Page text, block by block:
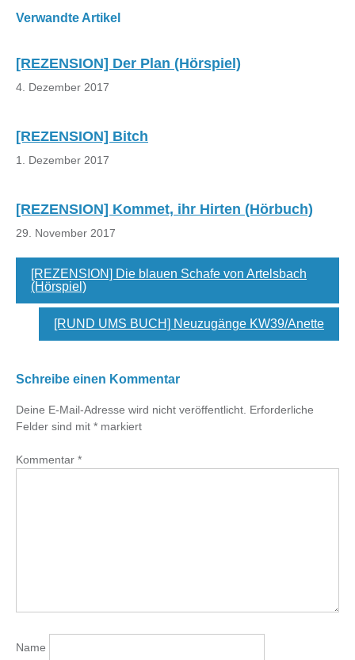
Verwandte Artikel
[REZENSION] Der Plan (Hörspiel)
4. Dezember 2017
[REZENSION] Bitch
1. Dezember 2017
[REZENSION] Kommet, ihr Hirten (Hörbuch)
29. November 2017
Beitragsnavigation
[REZENSION] Die blauen Schafe von Artelsbach
(Hörspiel)
[RUND UMS BUCH] Neuzugänge KW39/Anette
Schreibe einen Kommentar
Deine E-Mail-Adresse wird nicht veröffentlicht. Erforderliche
Felder sind mit * markiert
Kommentar *
Name